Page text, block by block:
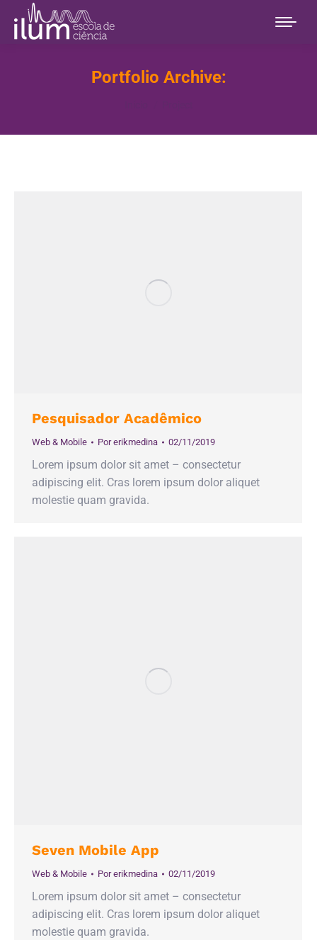
Portfolio Archive:
Pesquisador Acadêmico
Web & Mobile Porerikmedina 02/11/2019
Lorem ipsum dolor sit amet – consectetur
adipiscing elit. Cras lorem ipsum dolor aliquet
molestie quam gravida.
Seven Mobile App
Web & Mobile Porerikmedina 02/11/2019
Lorem ipsum dolor sit amet – consectetur
adipiscing elit. Cras lorem ipsum dolor aliquet
molestie quam gravida.